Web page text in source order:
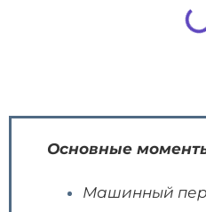
Основные
Машинный